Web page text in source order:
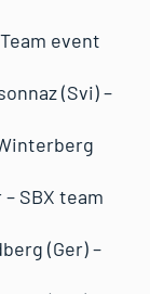
event
(Svi) –
SBX team
(Ger) –